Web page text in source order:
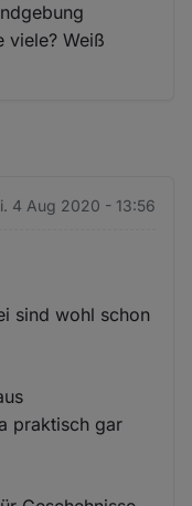
viele? Weiß
4 Aug 2020 - 13:56
sind wohl schon
praktisch gar